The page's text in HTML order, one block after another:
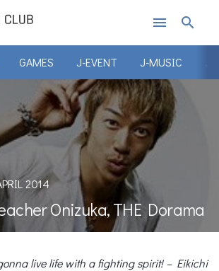
menu search
GAMES J-EVENT J-MUSIC J-
2014
Onizuka, THE Dorama
live life with a fighting spirit! – Eikichi